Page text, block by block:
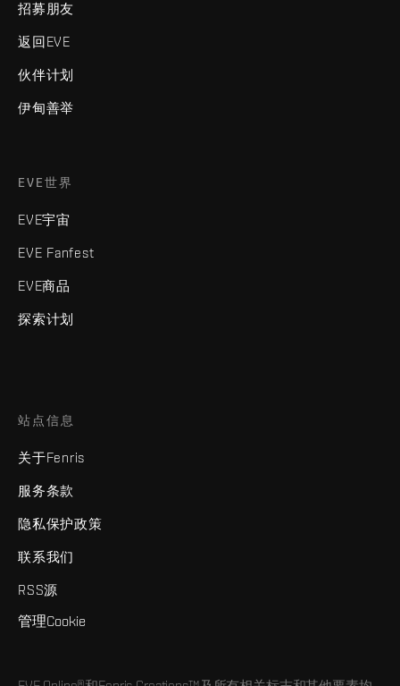
招募朋友
返回EVE
伙伴计划
伊甸善举
EVE世界
EVE宇宙
EVE Fanfest
EVE商品
探索计划
站点信息
关于Fenris
服务条款
隐私保护政策
联系我们
RSS源
管理Cookie